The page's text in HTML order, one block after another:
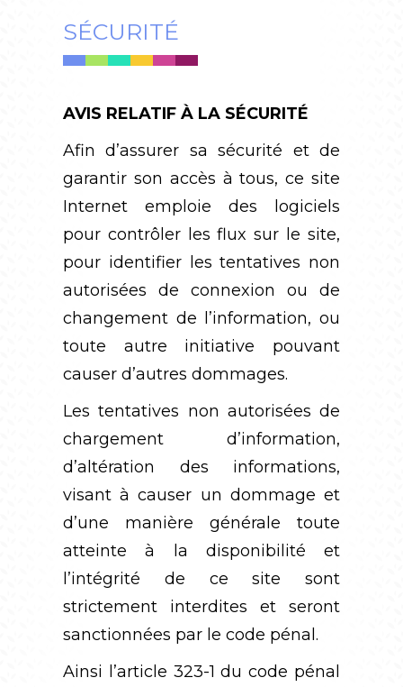
SÉCURITÉ
AVIS RELATIF À LA SÉCURITÉ
Afin d’assurer sa sécurité et de
garantir son accès à tous, ce site
Internet emploie des logiciels
pour contrôler les flux sur le site,
pour identifier les tentatives non
autorisées de connexion ou de
changement de l’information, ou
toute autre initiative pouvant
causer d’autres dommages.
Les tentatives non autorisées de
chargement d’information,
d’altération des informations,
visant à causer un dommage et
d’une manière générale toute
atteinte à la disponibilité et
l’intégrité de ce site sont
strictement interdites et seront
sanctionnées par le code pénal.
Ainsi l’article 323-1 du code pénal